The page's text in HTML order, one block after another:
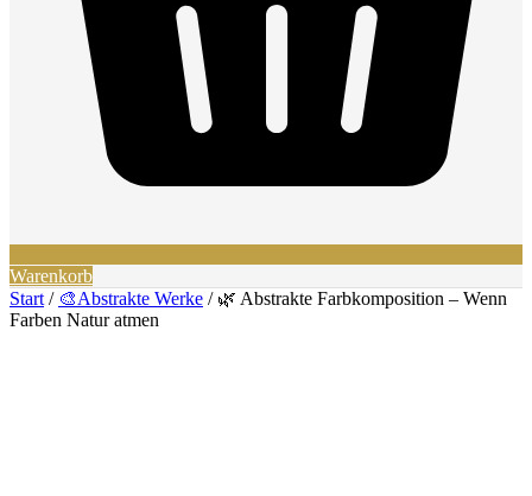
Warenkorb
Start / 🎨Abstrakte Werke / 🌿 Abstrakte Farbkomposition – Wenn
Farben Natur atmen